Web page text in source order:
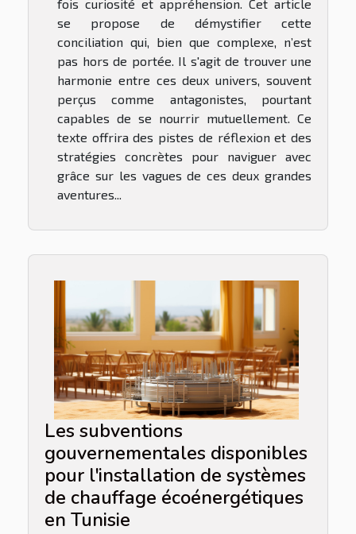
fois curiosité et appréhension. Cet article
se propose de démystifier cette
conciliation qui, bien que complexe, n’est
pas hors de portée. Il s'agit de trouver une
harmonie entre ces deux univers, souvent
perçus comme antagonistes, pourtant
capables de se nourrir mutuellement. Ce
texte offrira des pistes de réflexion et des
stratégies concrètes pour naviguer avec
grâce sur les vagues de ces deux grandes
aventures...
Les subventions
gouvernementales disponibles
pour l'installation de systèmes
de chauffage écoénergétiques
en Tunisie